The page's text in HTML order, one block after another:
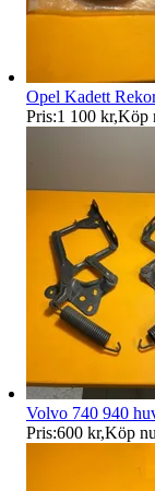
Opel Kadett
Pris:1 100 kr,Köp
Volvo 740 940
Pris:600 kr,Köp nu